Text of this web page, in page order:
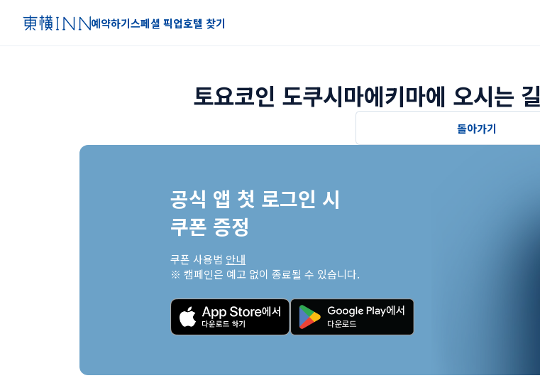
예약하기스페셜 픽업호텔 찾기
토요코인 도쿠시마에키마에 오시는 길
돌아가기
공식 앱 첫 로그인 시
쿠폰 증정
쿠폰 사용법 안내
※ 캠페인은 예고 없이 종료될 수 있습니다.